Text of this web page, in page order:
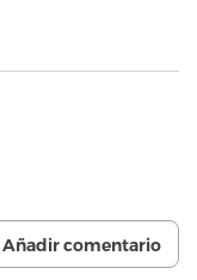
Añadir comentario